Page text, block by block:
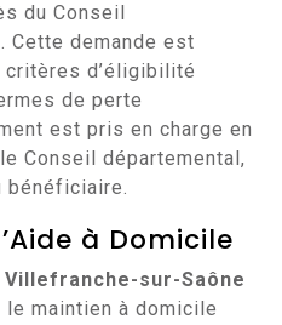
du Conseil
Cette demande est
d’éligibilité
de perte
est pris en charge en
Conseil départemental,
bénéficiaire.
à Domicile
Villefranche-sur-Saône
maintien à domicile